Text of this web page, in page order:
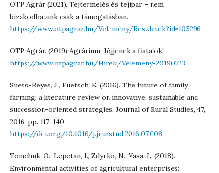
OTP Agrár (2021). Tejtermelés és tejipar – nem
bizakodhatunk csak a támogatásban.
https://www.otpagrar.hu/Velemeny/Reszletek?id=105296
OTP Agrár. (2019) Agrárium: Jöjjenek a fiatalok!
https://www.otpagrar.hu/Hirek/Velemeny-20190723
Suess-Reyes, J., Fuetsch, E. (2016). The future of family
farming: a literature review on innovative, sustainable and
succession-oriented strategies, Journal of Rural Studies, 47,
2016, pp. 117-140,
https://doi.org/10.1016/j.jrurstud.2016.07.008
Tomchuk, O., Lepetan, I., Zdyrko, N., Vasa, L. (2018).
Environmental activities of agricultural enterprises: